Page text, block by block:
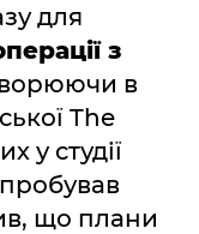
для
з
в
The
у студії
що плани